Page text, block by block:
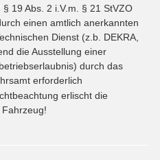
19 Abs. 2 i.V.m. § 21 StVZO
einen amtlich anerkannten
Dienst (z.b. DEKRA,
die Ausstellung einer
durch das
erforderlich
erlischt die